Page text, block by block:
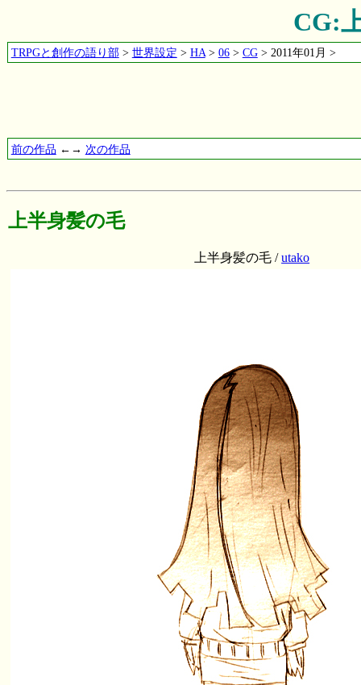
CG:
TRPGと創作の語り部> 世界設定 > HA> 06> CG> 2011年01月 >
前の作品 ←→ 次の作品
上半身髪の毛
上半身髪の毛 /utako